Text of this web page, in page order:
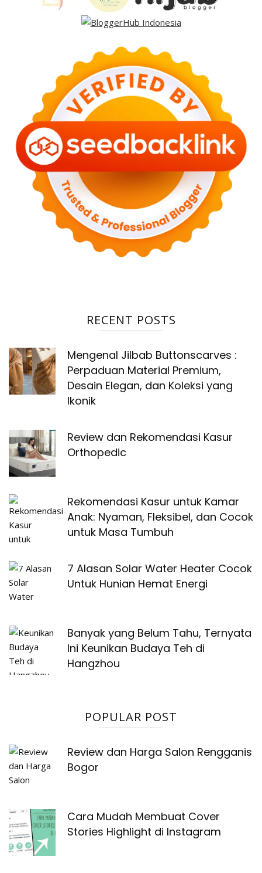
RECENT POSTS
Mengenal Jilbab Buttonscarves :
Perpaduan Material Premium,
Desain Elegan, dan Koleksi yang
Ikonik
Review dan Rekomendasi Kasur
Orthopedic
Rekomendasi Kasur untuk Kamar
Anak: Nyaman, Fleksibel, dan Cocok
untuk Masa Tumbuh
7 Alasan Solar Water Heater Cocok
Untuk Hunian Hemat Energi
Banyak yang Belum Tahu, Ternyata
Ini Keunikan Budaya Teh di
Hangzhou
POPULAR POST
Review dan Harga Salon Rengganis
Bogor
Cara Mudah Membuat Cover
Stories Highlight di Instagram